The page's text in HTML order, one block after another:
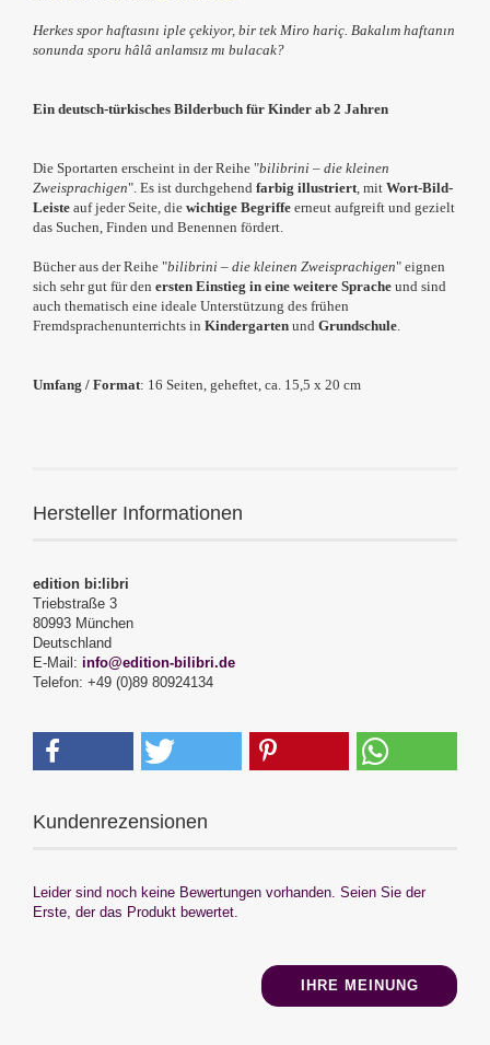
Herkes spor haftasını iple çekiyor, bir tek Miro hariç. Bakalım haftanın
sonunda sporu hâlâ anlamsız mı bulacak?
Ein deutsch-türkisches Bilderbuch für Kinder ab 2 Jahren
Die Sportarten erscheint in der Reihe "bilibrini – die kleinen
Zweisprachigen". Es ist durchgehend farbig illustriert, mit Wort-Bild-
Leiste auf jeder Seite, die wichtige Begriffe erneut aufgreift und gezielt
das Suchen, Finden und Benennen fördert.
Bücher aus der Reihe "bilibrini – die kleinen Zweisprachigen" eignen
sich sehr gut für den ersten Einstieg in eine weitere Sprache und sind
auch thematisch eine ideale Unterstützung des frühen
Fremdsprachenunterrichts in Kindergarten und Grundschule.
Umfang / Format: 16 Seiten, geheftet, ca. 15,5 x 20 cm
Hersteller Informationen
edition bi:libri
Triebstraße 3
80993 München
Deutschland
E-Mail: info@edition-bilibri.de
Telefon: +49 (0)89 80924134
Kundenrezensionen
Leider sind noch keine Bewertungen vorhanden. Seien Sie der
Erste, der das Produkt bewertet.
IHRE MEINUNG